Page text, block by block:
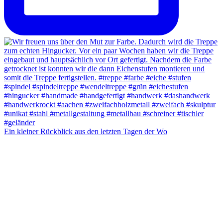
Ein kleiner Rückblick aus den letzten Tagen der Wo